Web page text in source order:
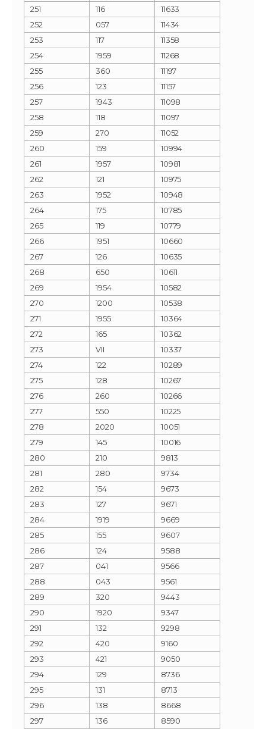
251
116
11633
252
057
11434
253
117
11358
254
1959
11268
255
360
11197
256
123
11157
257
1943
11098
258
118
11097
259
270
11052
260
159
10994
261
1957
10981
262
121
10975
263
1952
10948
264
175
10785
265
119
10779
266
1951
10660
267
126
10635
268
650
10611
269
1954
10582
270
1200
10538
271
1955
10364
272
165
10362
273
VII
10337
274
122
10289
275
128
10267
276
260
10266
277
550
10225
278
2020
10051
279
145
10016
280
210
9813
281
280
9734
282
154
9673
283
127
9671
284
1919
9669
285
155
9607
286
124
9588
287
041
9566
288
043
9561
289
320
9443
290
1920
9347
291
132
9298
292
420
9160
293
421
9050
294
129
8736
295
131
8713
296
138
8668
297
136 8590